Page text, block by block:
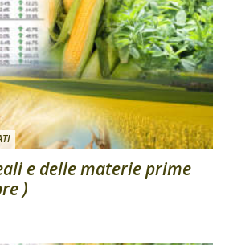
e delle materie prime
)